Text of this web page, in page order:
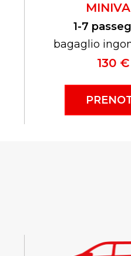
1-7
bagaglio
130 €